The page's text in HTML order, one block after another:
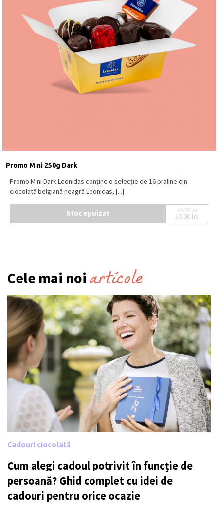
Promo Mini 250g Dark
Promo Mini Dark Leonidas conține o selecție de 16 praline din
ciocolată belgiană neagră Leonidas, [...]
Stoc epuizat 74.00lei
Prețul
52.00 lei
Prețul
Cele mai noi articole
Cadouri ciocolată
Cum alegi cadoul potrivit în funcție de
persoană? Ghid complet cu idei de
cadouri pentru orice ocazie